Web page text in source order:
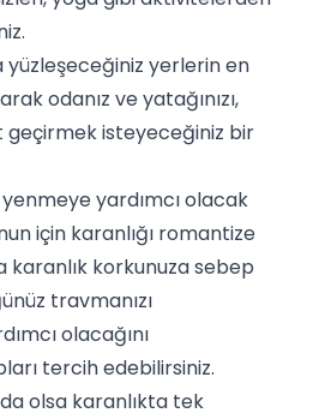
yüzleşeceğiniz yerlerin en
odanız ve yatağınızı,
geçirmek isteyeceğiniz bir
yardımcı olacak
için karanlığı romantize
karanlık korkunuza sebep
travmanızı
olacağını
tercih edebilirsiniz.
olsa karanlıkta tek